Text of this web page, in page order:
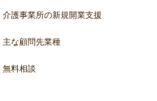
介護事業所の新規開業支援
主な顧問先業種
無料相談